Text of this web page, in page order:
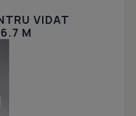
VIDAT
M